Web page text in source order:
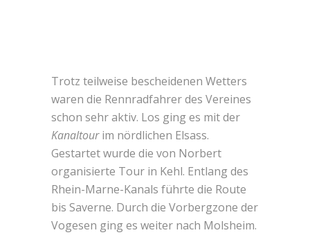
Trotz teilweise bescheidenen Wetters
waren die Rennradfahrer des Vereines
schon sehr aktiv. Los ging es mit der
Kanaltourim nördlichen Elsass.
Gestartet wurde die von Norbert
organisierte Tour in Kehl. Entlang des
Rhein-Marne-Kanals führte die Route
bis Saverne. Durch die Vorbergzone der
Vogesen ging es weiter nach Molsheim.